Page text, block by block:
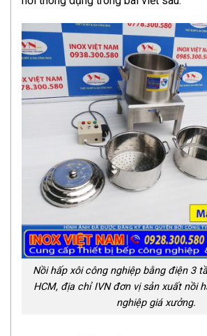
Nồi hấp xôi công nghiệp bằng điện 3
HCM, địa chỉ IVN đơn vị sản xuất nồi
nghiệp giá xưởng.